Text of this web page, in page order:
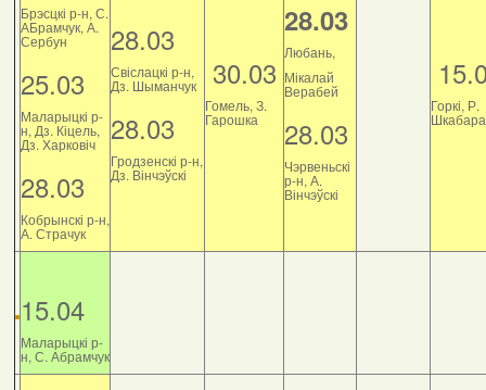
Брэсцкі р-н, С.
АБрамчук, А.
Сербун
25.03
Маларыцкі р-
н, Дз. Кіцель,
Дз. Харковіч
28.03
Кобрынскі р-н,
А. Страчук
28.03
Свіслацкі р-н,
Дз. Шыманчук
28.03
Гродзенскі р-н,
Дз. Вінчэўскі
30.03
Гомель, З.
Гарошка
28.03
Любань,
Мікалай
Верабей
28.03
Чэрвеньскі
р-н, А.
Вінчэўскі
Горкі, Р.
Шкабара
15.04
Маларыцкі р-
н, С. Абрамчук